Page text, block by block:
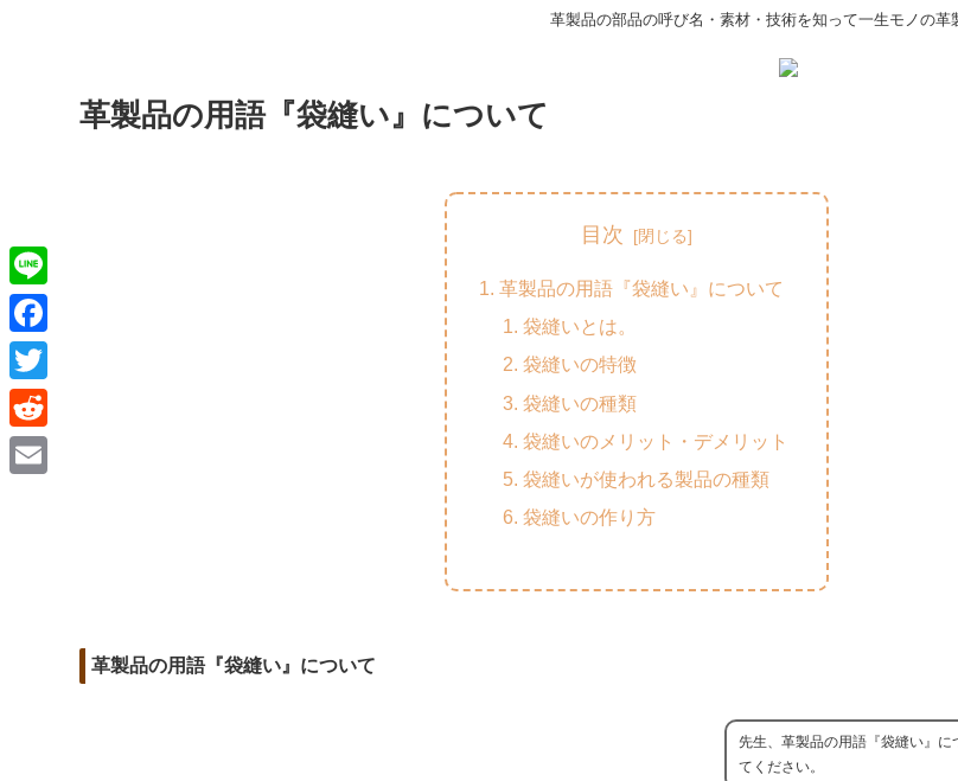
革製品の部品の呼び名・素材・技術を知って一生モノの革
革製品の用語『袋縫い』について
目次
革製品の用語『袋縫い』について
袋縫いとは。
袋縫いの特徴
袋縫いの種類
袋縫いのメリット・デメリット
袋縫いが使われる製品の種類
袋縫いの作り方
革製品の用語『袋縫い』について
先生、革製品の用語『袋縫い』に
てください。
L
i
n
e
F
a
c
e
T
w
i
R